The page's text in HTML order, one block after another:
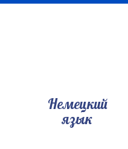
Немецкий
язык